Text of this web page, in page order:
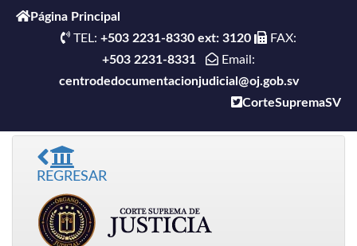
Página Principal
TEL: +503 2231-8330 ext: 3120
FAX:
+503 2231-8331
Email:
centrodedocumentacionjudicial@oj.gob.sv
CorteSupremaSV
REGRESAR